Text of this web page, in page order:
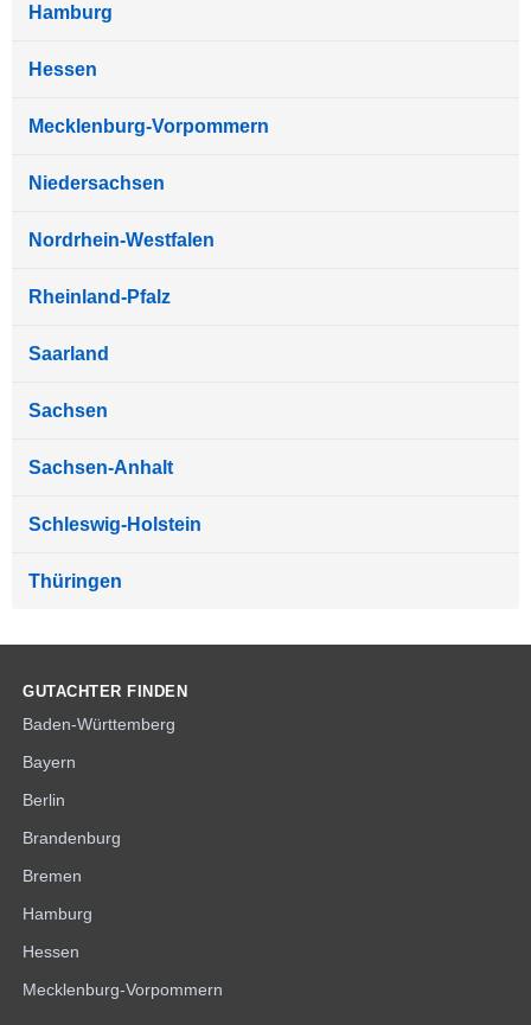
Hamburg
Hessen
Mecklenburg-Vorpommern
Niedersachsen
Nordrhein-Westfalen
Rheinland-Pfalz
Saarland
Sachsen
Sachsen-Anhalt
Schleswig-Holstein
Thüringen
GUTACHTER FINDEN
Baden-Württemberg
Bayern
Berlin
Brandenburg
Bremen
Hamburg
Hessen
Mecklenburg-Vorpommern